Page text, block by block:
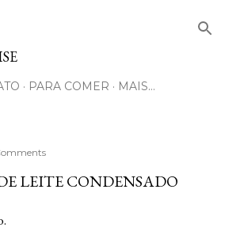
PARA COMER MAIS…
LEITE CONDENSADO